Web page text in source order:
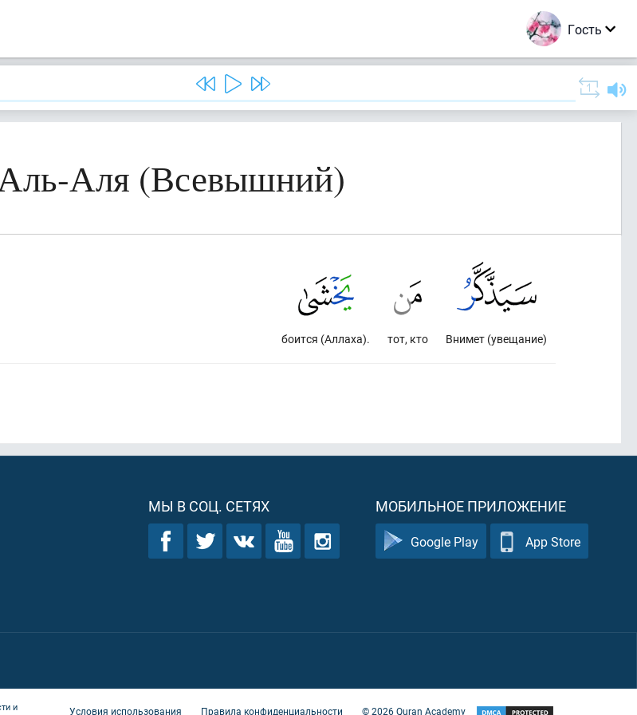
Гость
Аля (Всевышний)
Внимет (увещание)
тот, кто
боится (Аллаха).
МЫ В СОЦ. СЕТЯХ МОБИЛЬНОЕ ПРИЛОЖЕНИЕ
Google Play App Store
и
Условия использования Правила конфиденциальности ©2026Quran Academy